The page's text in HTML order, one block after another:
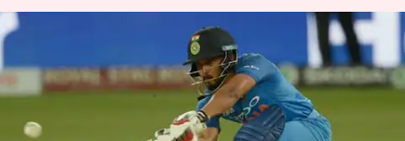
రంజీ ట్రోఫీలో దుమ్ములేపుతున్న కేదార్
జాదవ్
వ్రాసిన వారు Jan 25, 2023 03:38 pm